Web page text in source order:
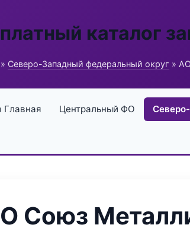
каталог
» Северо-Западный федеральный округ »
Главная Центральный ФО
Союз